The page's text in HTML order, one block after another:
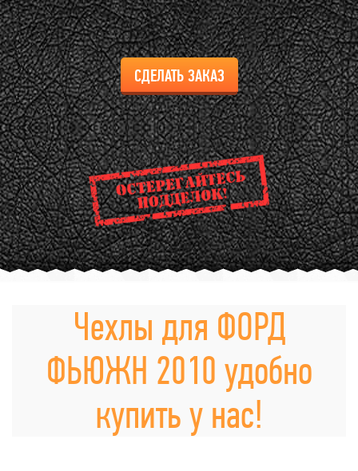
СДЕЛАТЬ ЗАКАЗ
Чехлы для ФОРД
ФЬЮЖН 2010 удобно
купить у нас!